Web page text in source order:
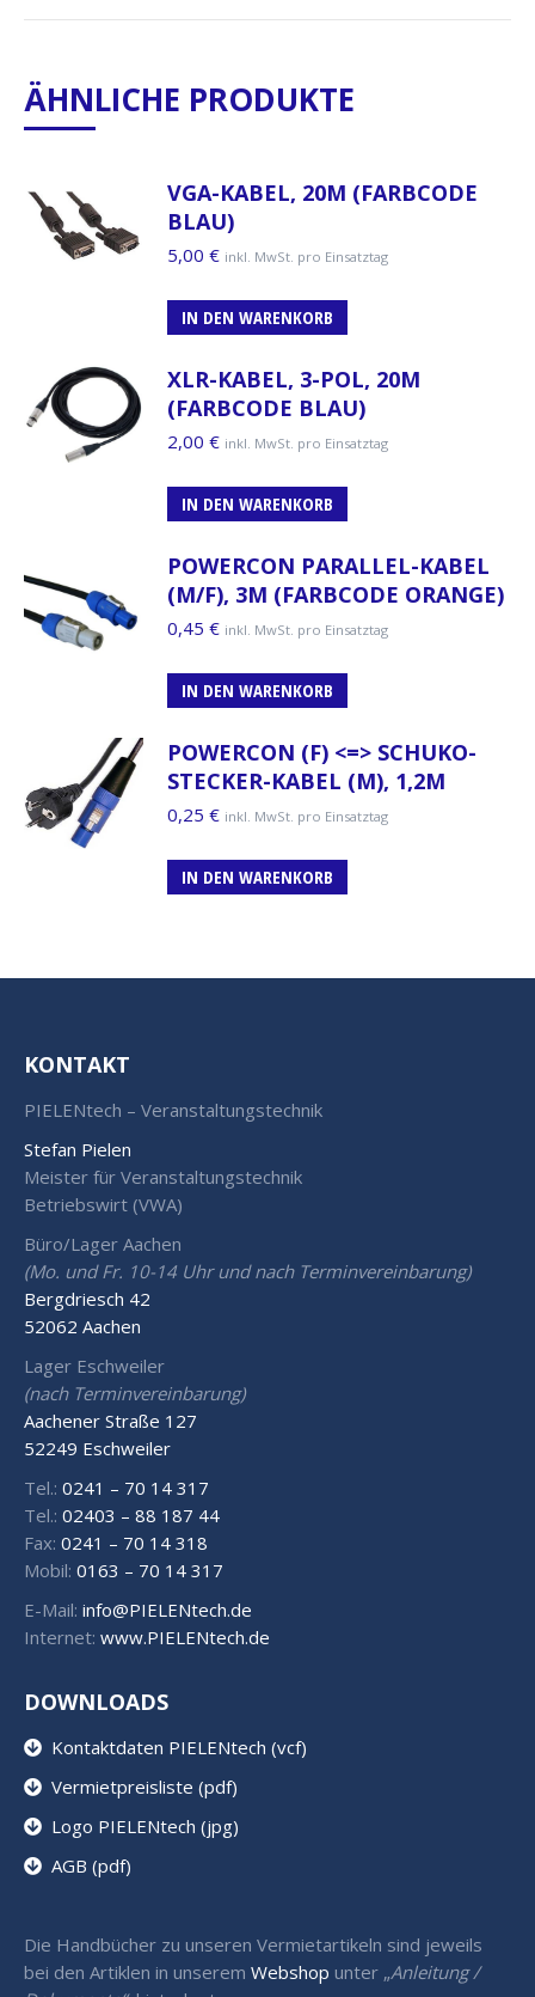
ÄHNLICHE PRODUKTE
VGA-KABEL, 20M (FARBCODE
BLAU)
5,00 € inkl. MwSt. pro Einsatztag
IN DEN WARENKORB
XLR-KABEL, 3-POL, 20M
(FARBCODE BLAU)
2,00 € inkl. MwSt. pro Einsatztag
IN DEN WARENKORB
POWERCON PARALLEL-KABEL
(M/F), 3M (FARBCODE ORANGE)
0,45 € inkl. MwSt. pro Einsatztag
IN DEN WARENKORB
POWERCON (F) <=> SCHUKO-
STECKER-KABEL (M), 1,2M
0,25 € inkl. MwSt. pro Einsatztag
IN DEN WARENKORB
KONTAKT
PIELENtech – Veranstaltungstechnik
Stefan Pielen
Meister für Veranstaltungstechnik
Betriebswirt (VWA)
Büro/Lager Aachen
(Mo. und Fr. 10-14 Uhr und nach Terminvereinbarung)
Bergdriesch 42
52062 Aachen
Lager Eschweiler
(nach Terminvereinbarung)
Aachener Straße 127
52249 Eschweiler
Tel.: 0241 – 70 14 317
Tel.: 02403 – 88 187 44
Fax: 0241 – 70 14 318
Mobil: 0163 – 70 14 317
E-Mail: info@PIELENtech.de
Internet: www.PIELENtech.de
DOWNLOADS
Kontaktdaten PIELENtech (vcf)
Vermietpreisliste (pdf)
Logo PIELENtech (jpg)
AGB (pdf)
Die Handbücher zu unseren Vermietartikeln sind jeweils
bei den Artiklen in unserem Webshop unter „Anleitung /